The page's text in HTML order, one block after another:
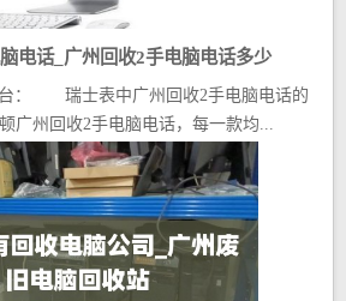
电话_广州回收2手电脑电话多少
台： 瑞士表中广州回收2手电脑电话的
广州回收2手电脑电话，每一款均...